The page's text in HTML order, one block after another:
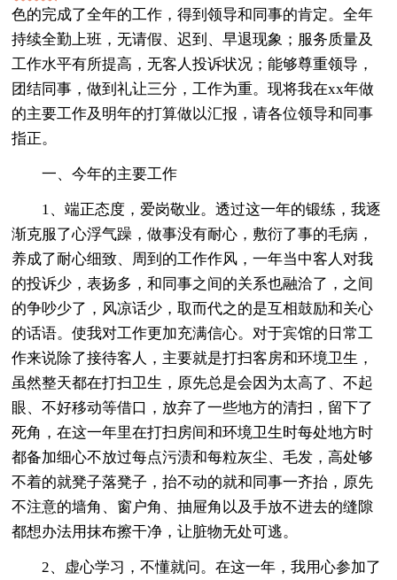
色的完成了全年的工作，得到领导和同事的肯定。全年
持续全勤上班，无请假、迟到、早退现象；服务质量及
工作水平有所提高，无客人投诉状况；能够尊重领导，
团结同事，做到礼让三分，工作为重。现将我在xx年做
的主要工作及明年的打算做以汇报，请各位领导和同事
指正。
一、今年的主要工作
1、端正态度，爱岗敬业。透过这一年的锻练，我逐
渐克服了心浮气躁，做事没有耐心，敷衍了事的毛病，
养成了耐心细致、周到的工作作风，一年当中客人对我
的投诉少，表扬多，和同事之间的关系也融洽了，之间
的争吵少了，风凉话少，取而代之的是互相鼓励和关心
的话语。使我对工作更加充满信心。对于宾馆的日常工
作来说除了接待客人，主要就是打扫客房和环境卫生，
虽然整天都在打扫卫生，原先总是会因为太高了、不起
眼、不好移动等借口，放弃了一些地方的清扫，留下了
死角，在这一年里在打扫房间和环境卫生时每处地方时
都备加细心不放过每点污渍和每粒灰尘、毛发，高处够
不着的就凳子落凳子，抬不动的就和同事一齐抬，原先
不注意的墙角、窗户角、抽屉角以及手放不进去的缝隙
都想办法用抹布擦干净，让脏物无处可逃。
2、虚心学习，不懂就问。在这一年，我用心参加了